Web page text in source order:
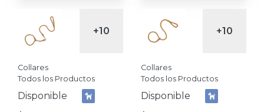
+10
Collares
Todos los Productos
Disponible
+10
Collares
Todos los Productos
Disponible